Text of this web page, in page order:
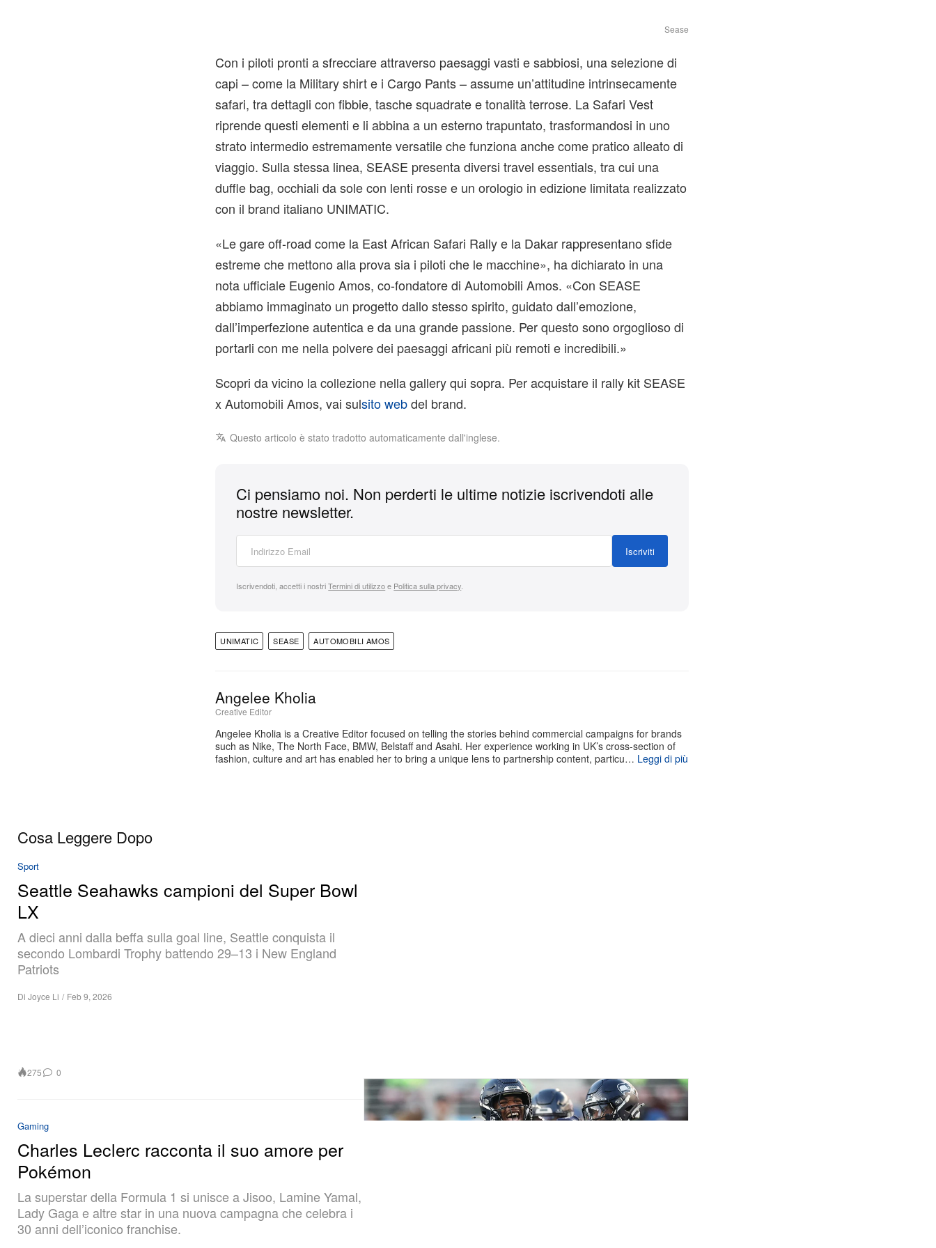
Sease
Con i piloti pronti a sfrecciare attraverso paesaggi vasti e sabbiosi, una selezione di
capi – come la Military shirt e i Cargo Pants – assume un’attitudine intrinsecamente
safari, tra dettagli con fibbie, tasche squadrate e tonalità terrose. La Safari Vest
riprende questi elementi e li abbina a un esterno trapuntato, trasformandosi in uno
strato intermedio estremamente versatile che funziona anche come pratico alleato di
viaggio. Sulla stessa linea, SEASE presenta diversi travel essentials, tra cui una
duffle bag, occhiali da sole con lenti rosse e un orologio in edizione limitata realizzato
con il brand italiano UNIMATIC.
«Le gare off-road come la East African Safari Rally e la Dakar rappresentano sfide
estreme che mettono alla prova sia i piloti che le macchine», ha dichiarato in una
nota ufficiale Eugenio Amos, co-fondatore di Automobili Amos. «Con SEASE
abbiamo immaginato un progetto dallo stesso spirito, guidato dall’emozione,
dall’imperfezione autentica e da una grande passione. Per questo sono orgoglioso di
portarli con me nella polvere dei paesaggi africani più remoti e incredibili.»
Scopri da vicino la collezione nella gallery qui sopra. Per acquistare il rally kit SEASE
x Automobili Amos, vai sulsito webdel brand.
Questo articolo è stato tradotto automaticamente dall'inglese.
Ci pensiamo noi. Non perderti le ultime notizie iscrivendoti alle
nostre newsletter.
Iscriviti
Iscrivendoti, accetti i nostriTermini di utilizzoe Politica sulla privacy.
UNIMATIC SEASE AUTOMOBILI AMOS
Angelee Kholia
Creative Editor
Angelee Kholia is a Creative Editor focused on telling the stories behind commercial campaigns for brands
such as Nike, The North Face, BMW, Belstaff and Asahi. Her experience working in UK’s cross-section of
fashion, culture and art has enabled her to bring a unique lens to partnership content, particu… Leggi di più
Cosa Leggere Dopo
Sport
Seattle Seahawks campioni del Super Bowl
LX
A dieci anni dalla beffa sulla goal line, Seattle conquista il
secondo Lombardi Trophy battendo 29–13 i New England
Patriots
Di Joyce Li / Feb 9, 2026
275 0
Gaming
Charles Leclerc racconta il suo amore per
Pokémon
La superstar della Formula 1 si unisce a Jisoo, Lamine Yamal,
Lady Gaga e altre star in una nuova campagna che celebra i
30 anni dell’iconico franchise.